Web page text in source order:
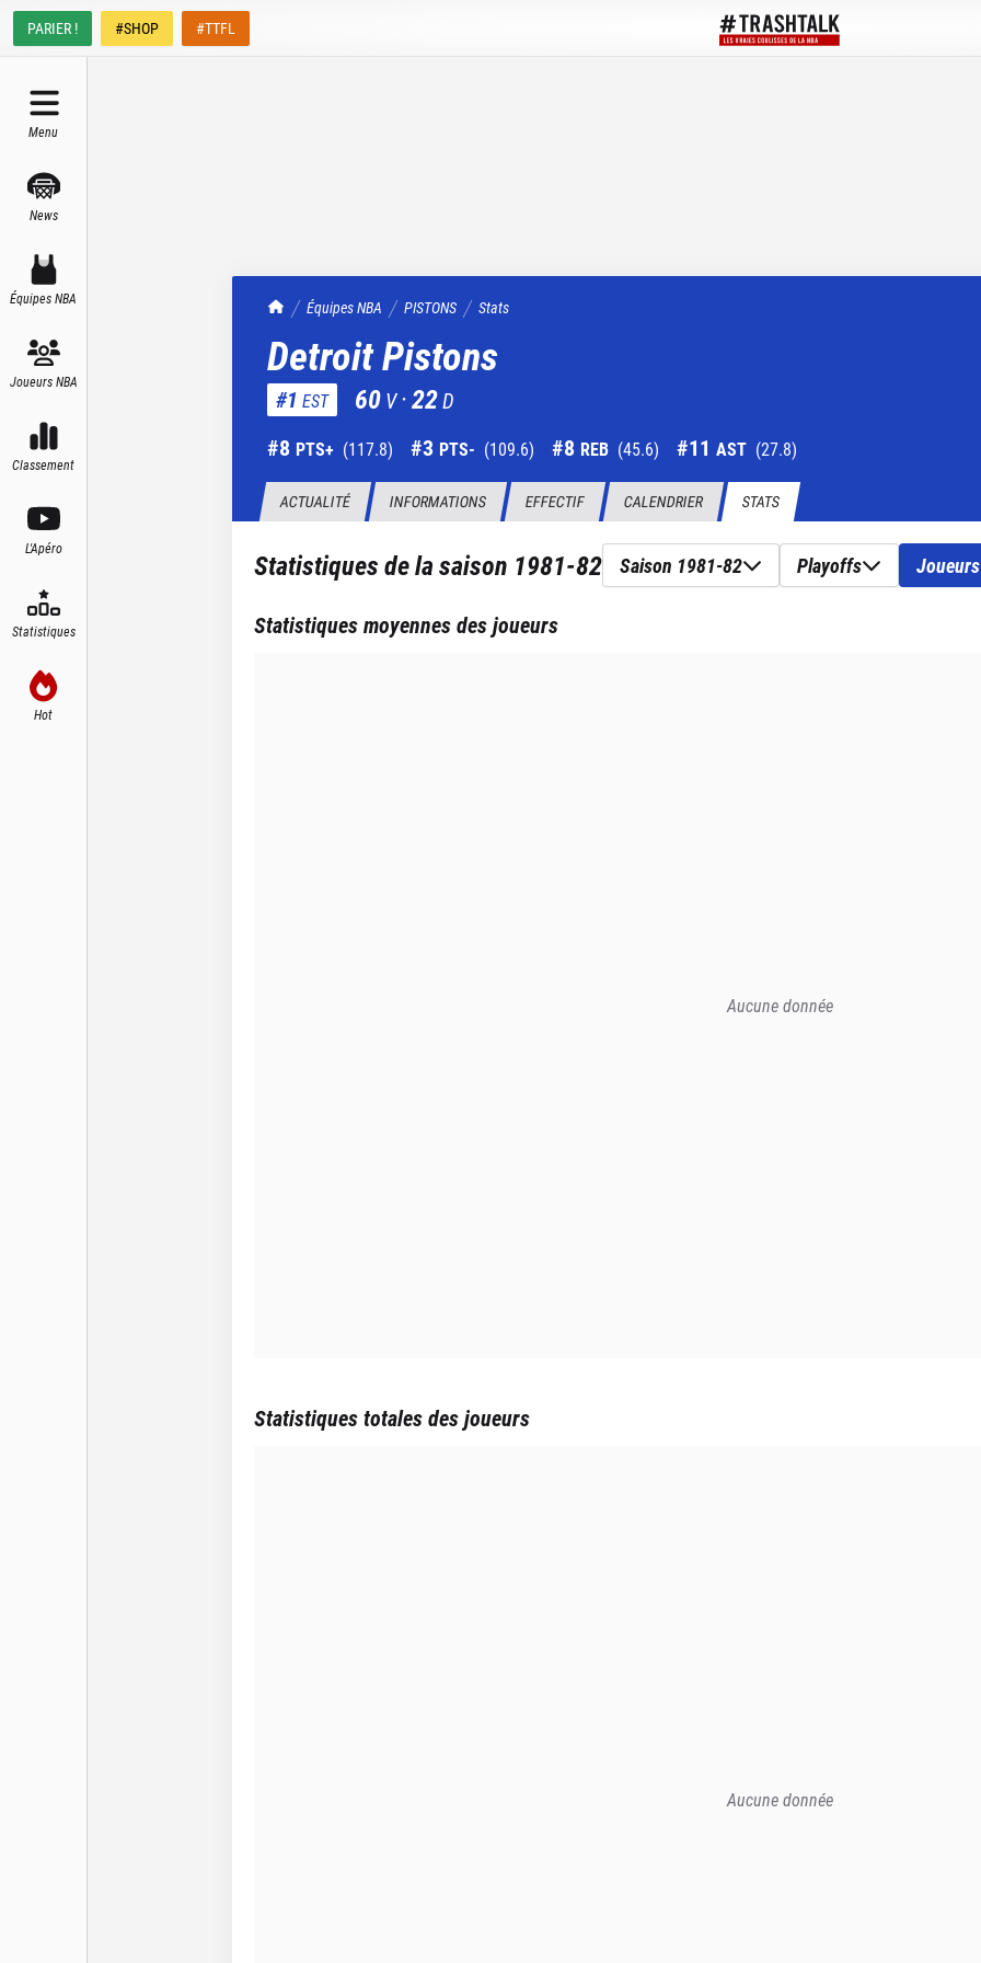
PARIER ! #SHOP #TTFL
Menu
News
Équipes NBA
Joueurs NBA
Classement
L'Apéro
Statistiques
Hot
TrashTalk Actu NBA
Équipes NBA PISTONS Stats
Detroit Pistons
#1 EST 60 V ·22D
#8 PTS+ (117.8) #3 PTS- (109.6) #8 REB (45.6) #11 AST (27.8)
ACTUALITÉ INFORMATIONS EFFECTIF CALENDRIER STATS
Statistiques de la saison 1981-82 Saison 1981-82 Playoffs Joueurs
Statistiques moyennes des joueurs
Aucune donnée
Statistiques totales des joueurs
Aucune donnée